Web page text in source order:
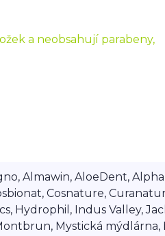
a neobsahují parabeny,
Almawin, AloeDent,
Cosnature,
Indus Valley,
Mystická mýdlárna,